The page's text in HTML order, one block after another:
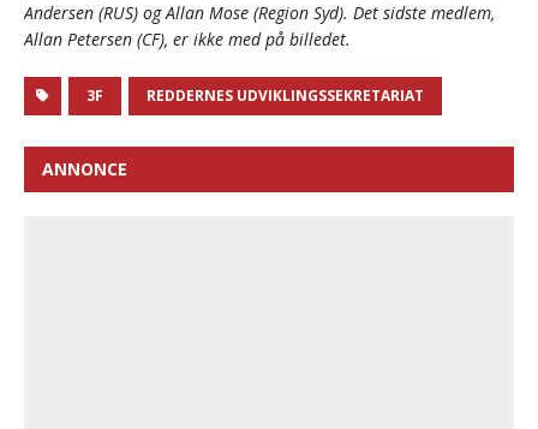
Andersen (RUS) og Allan Mose (Region Syd). Det sidste medlem,
Allan Petersen (CF), er ikke med på billedet.
3F REDDERNES UDVIKLINGSSEKRETARIAT
ANNONCE